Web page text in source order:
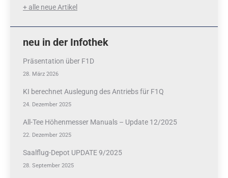
+ alle neue Artikel
neu in der Infothek
Präsentation über F1D
28. März 2026
KI berechnet Auslegung des Antriebs für F1Q
24. Dezember 2025
All-Tee Höhenmesser Manuals – Update 12/2025
22. Dezember 2025
Saalflug-Depot UPDATE 9/2025
28. September 2025